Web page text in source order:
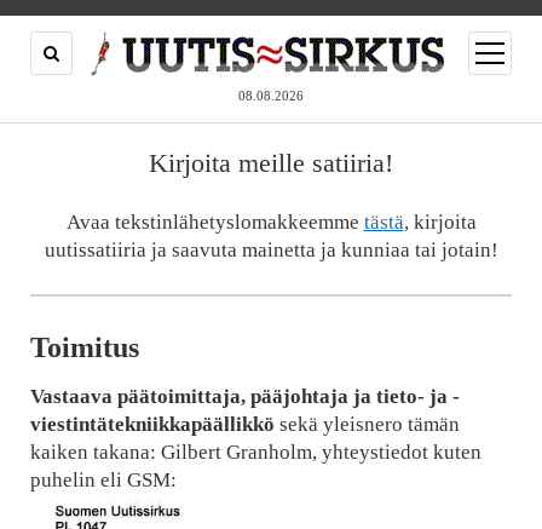
08.08.2026
open
menu
Kirjoita meille satiiria!
Avaa tekstinlähetyslomakkeemme tästä, kirjoita
uutissatiiria ja saavuta mainetta ja kunniaa tai jotain!
Toimitus
Vastaava päätoimittaja, pääjohtaja ja tieto- ja -
viestintätekniikkapäällikkö sekä yleisnero tämän
kaiken takana: Gilbert Granholm, yhteystiedot kuten
puhelin eli GSM: